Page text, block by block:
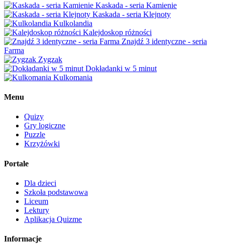
Kaskada - seria Kamienie
Kaskada - seria Klejnoty
Kulkolandia
Kalejdoskop różności
Znajdź 3 identyczne - seria
Farma
Zygzak
Dokładanki w 5 minut
Kulkomania
Menu
Quizy
Gry logiczne
Puzzle
Krzyżówki
Portale
Dla dzieci
Szkoła podstawowa
Liceum
Lektury
Aplikacja Quizme
Informacje